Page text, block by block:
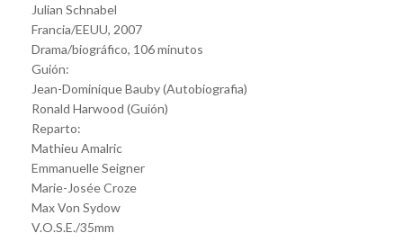
Julian Schnabel
Francia/EEUU, 2007
Drama/biográfico, 106 minutos
Guión:
Jean-Dominique Bauby (Autobiografia)
Ronald Harwood (Guión)
Reparto:
Mathieu Amalric
Emmanuelle Seigner
Marie-Josée Croze
Max Von Sydow
V.O.S.E./35mm